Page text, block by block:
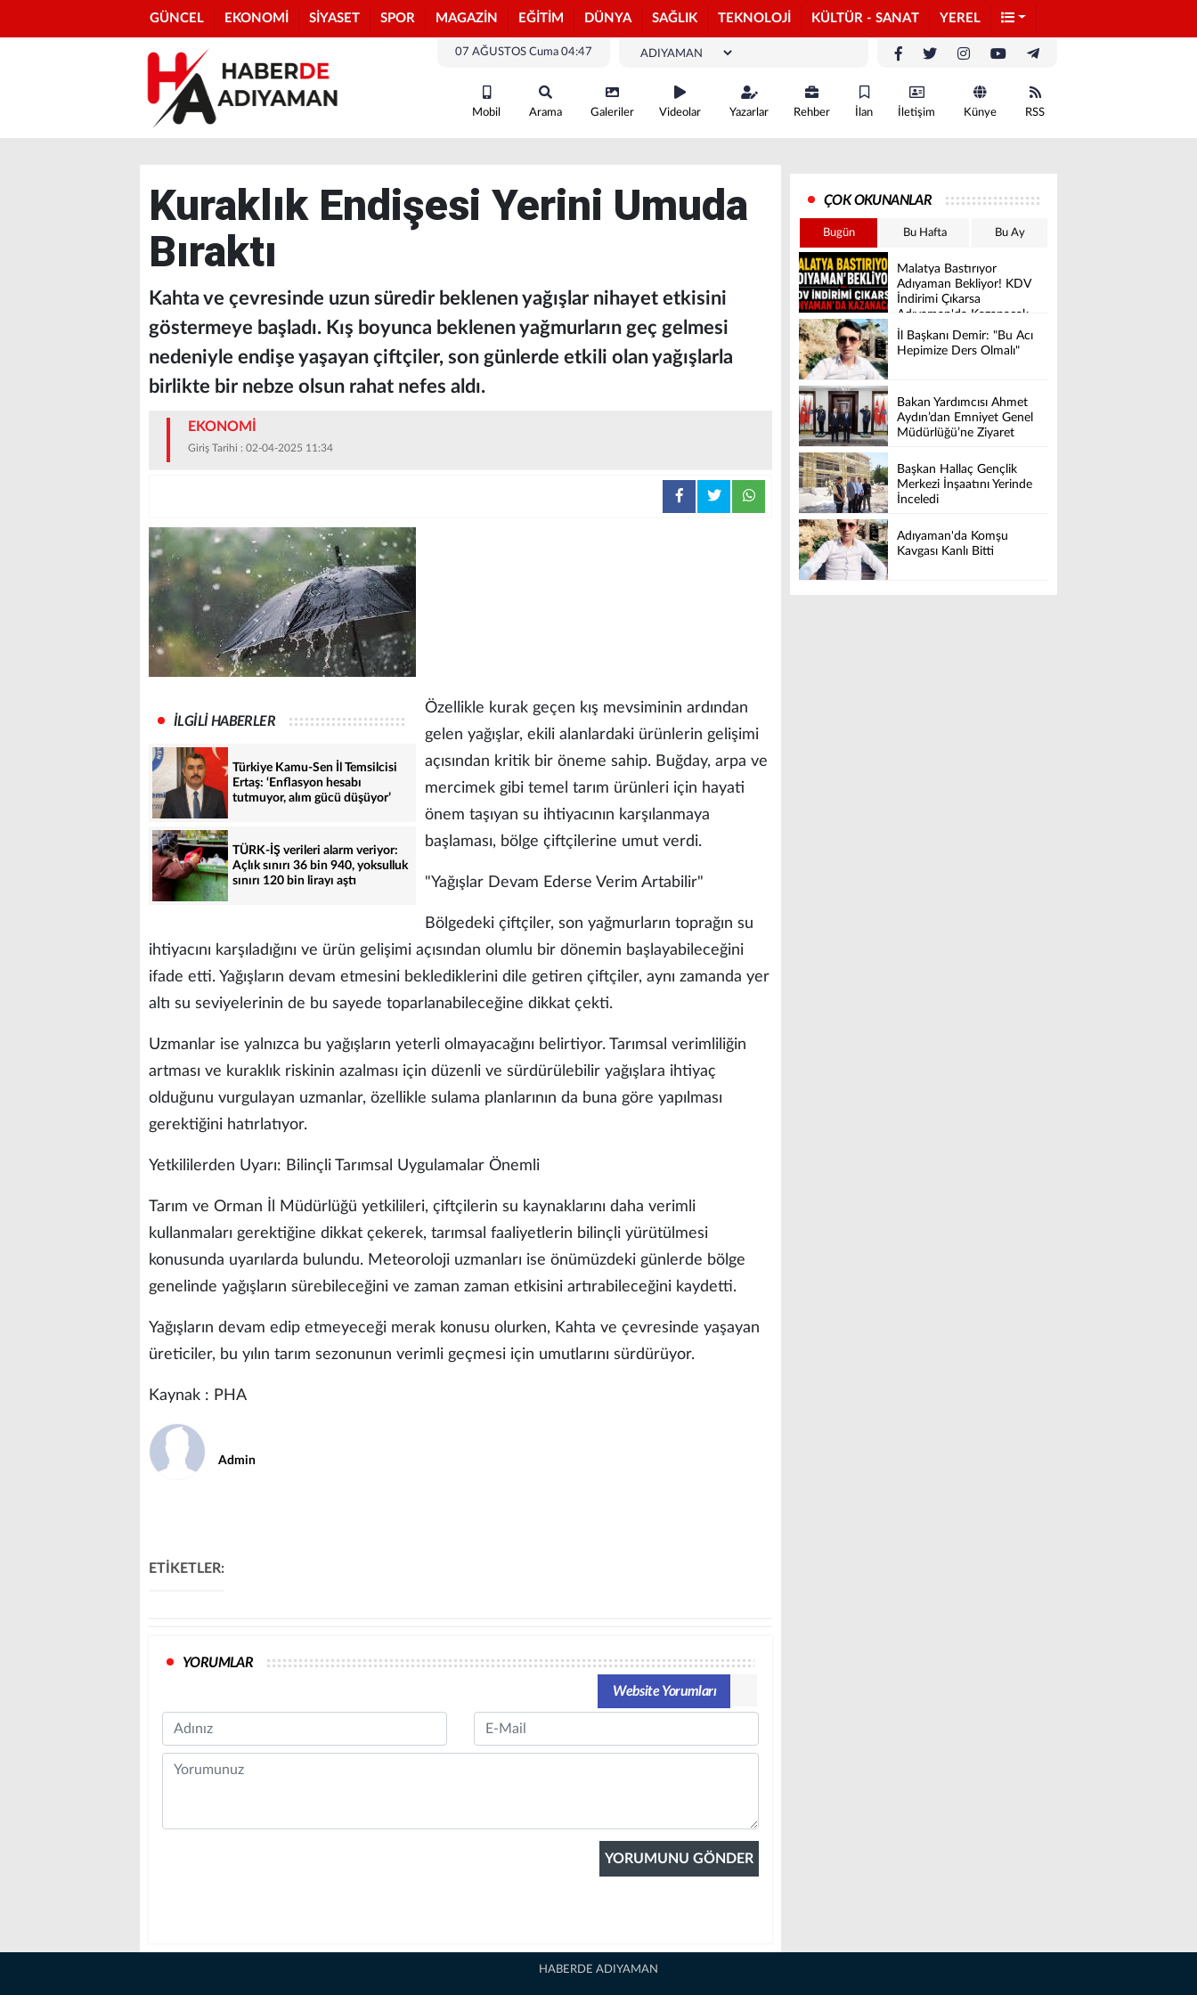
GÜNCEL EKONOMİ SİYASET SPOR MAGAZİN EĞİTİM DÜNYA SAĞLIK TEKNOLOJİ KÜLTÜR - SANAT YEREL
07 AĞUSTOS Cuma 04:47
Mobil Arama Galeriler Videolar Yazarlar Rehber İlan İletişim Künye RSS
Kuraklık Endişesi Yerini Umuda
Bıraktı
Kahta ve çevresinde uzun süredir beklenen yağışlar nihayet etkisini
göstermeye başladı. Kış boyunca beklenen yağmurların geç gelmesi
nedeniyle endişe yaşayan çiftçiler, son günlerde etkili olan yağışlarla
birlikte bir nebze olsun rahat nefes aldı.
EKONOMİ
Giriş Tarihi : 02-04-2025 11:34
İLGİLİ HABERLER
Türkiye Kamu-Sen İl Temsilcisi
Ertaş: ‘Enflasyon hesabı
tutmuyor, alım gücü düşüyor’
TÜRK-İŞ verileri alarm veriyor:
Açlık sınırı 36 bin 940, yoksulluk
sınırı 120 bin lirayı aştı
Özellikle kurak geçen kış mevsiminin ardından
gelen yağışlar, ekili alanlardaki ürünlerin gelişimi
açısından kritik bir öneme sahip. Buğday, arpa ve
mercimek gibi temel tarım ürünleri için hayati
önem taşıyan su ihtiyacının karşılanmaya
başlaması, bölge çiftçilerine umut verdi.
"Yağışlar Devam Ederse Verim Artabilir"
Bölgedeki çiftçiler, son yağmurların toprağın su
ihtiyacını karşıladığını ve ürün gelişimi açısından olumlu bir dönemin başlayabileceğini
ifade etti. Yağışların devam etmesini beklediklerini dile getiren çiftçiler, aynı zamanda yer
altı su seviyelerinin de bu sayede toparlanabileceğine dikkat çekti.
Uzmanlar ise yalnızca bu yağışların yeterli olmayacağını belirtiyor. Tarımsal verimliliğin
artması ve kuraklık riskinin azalması için düzenli ve sürdürülebilir yağışlara ihtiyaç
olduğunu vurgulayan uzmanlar, özellikle sulama planlarının da buna göre yapılması
gerektiğini hatırlatıyor.
Yetkililerden Uyarı: Bilinçli Tarımsal Uygulamalar Önemli
Tarım ve Orman İl Müdürlüğü yetkilileri, çiftçilerin su kaynaklarını daha verimli
kullanmaları gerektiğine dikkat çekerek, tarımsal faaliyetlerin bilinçli yürütülmesi
konusunda uyarılarda bulundu. Meteoroloji uzmanları ise önümüzdeki günlerde bölge
genelinde yağışların sürebileceğini ve zaman zaman etkisini artırabileceğini kaydetti.
Yağışların devam edip etmeyeceği merak konusu olurken, Kahta ve çevresinde yaşayan
üreticiler, bu yılın tarım sezonunun verimli geçmesi için umutlarını sürdürüyor.
Kaynak : PHA
Admin
ETİKETLER:
YORUMLAR
Website Yorumları
Name Email
Comment
ÇOK OKUNANLAR
Bugün Bu Hafta Bu Ay
Malatya Bastırıyor
Adıyaman Bekliyor! KDV
İndirimi Çıkarsa
Adıyaman'da Kazanacak
İl Başkanı Demir: "Bu Acı
Hepimize Ders Olmalı"
Bakan Yardımcısı Ahmet
Aydın’dan Emniyet Genel
Müdürlüğü’ne Ziyaret
Başkan Hallaç Gençlik
Merkezi İnşaatını Yerinde
İnceledi
Adıyaman'da Komşu
Kavgası Kanlı Bitti
HABERDE ADIYAMAN